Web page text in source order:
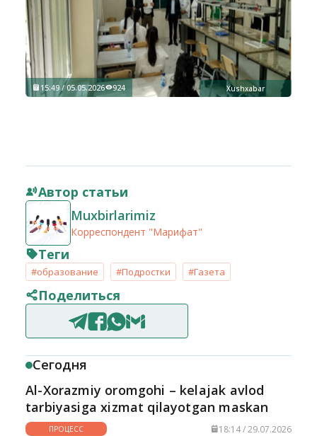
Xushxabar
15:49 / 05.05.2026 924
Автор статьи
Muxbirlarimiz
Корреспондент "Марифат"
Теги
#образование #Подростки #Газета
Поделиться
Сегодня
Al-Xorazmiy oromgohi – kelajak avlod
tarbiyasiga xizmat qilayotgan maskan
ПРОЦЕСС 18:14 / 29.07.2026